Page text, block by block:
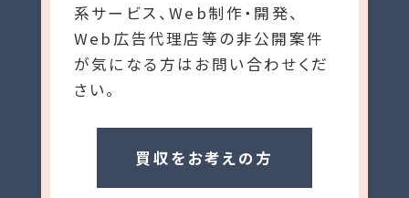
系サービス、Web制作・開発、
Web広告代理店等の非公開案件
が気になる方はお問い合わせくだ
さい。
買収をお考えの方